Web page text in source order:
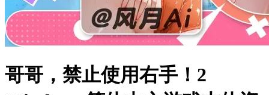
哥哥，禁止使用右手！2